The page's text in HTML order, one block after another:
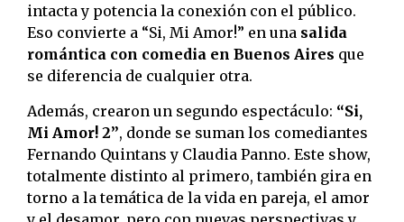
intacta y potencia la conexión con el público.
Eso convierte a “Si, Mi Amor!” en una salida
romántica con comedia en Buenos Aires que
se diferencia de cualquier otra.
Además, crearon un segundo espectáculo: “Si,
Mi Amor! 2”, donde se suman los comediantes
Fernando Quintans y Claudia Panno. Este show,
totalmente distinto al primero, también gira en
torno a la temática de la vida en pareja, el amor